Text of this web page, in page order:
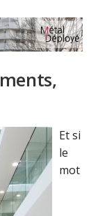
Et si
le
mot